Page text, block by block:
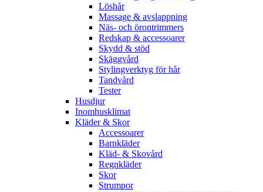
Löshår
Massage & avslappning
Näs- och örontrimmers
Redskap & accessoarer
Skydd & stöd
Skäggvård
Stylingverktyg för hår
Tandvård
Tester
Husdjur
Inomhusklimat
Kläder & Skor
Accessoarer
Barnkläder
Kläd- & Skovård
Regnkläder
Skor
Strumpor